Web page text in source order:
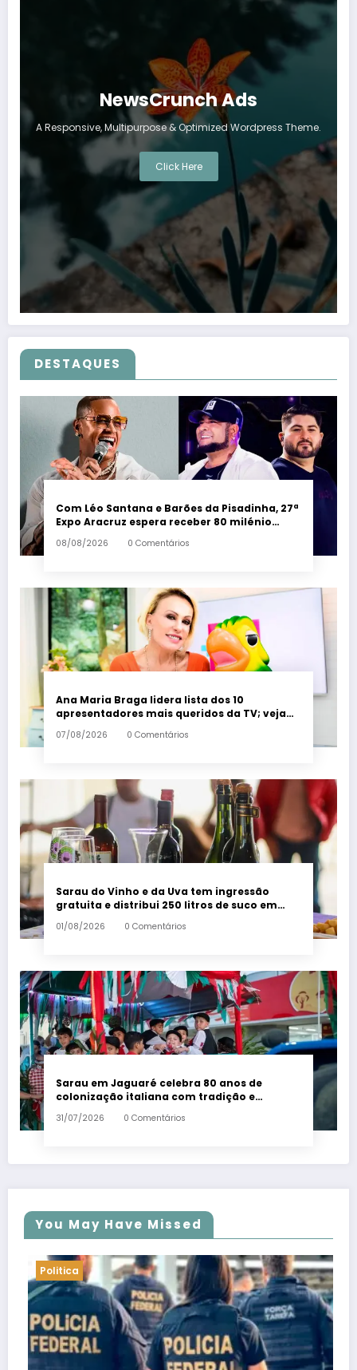
NewsCrunch Ads
A Responsive, Multipurpose & Optimized Wordpress Theme.
Click Here
DESTAQUES
Com Léo Santana e Barões da Pisadinha, 27ª
Expo Aracruz espera receber 80 milénio
visitantes por dia – Em Dia ES
08/08/2026 0 Comentários
Ana Maria Braga lidera lista dos 10
apresentadores mais queridos da TV; veja
ranking – Em Dia ES
07/08/2026 0 Comentários
Sarau do Vinho e da Uva tem ingressão
gratuita e distribui 250 litros de suco em
Santa Teresa – Em Dia ES
01/08/2026 0 Comentários
Sarau em Jaguaré celebra 80 anos de
colonização italiana com tradição e
trambolhão da polenta – Em Dia ES
31/07/2026 0 Comentários
You May Have Missed
Politica